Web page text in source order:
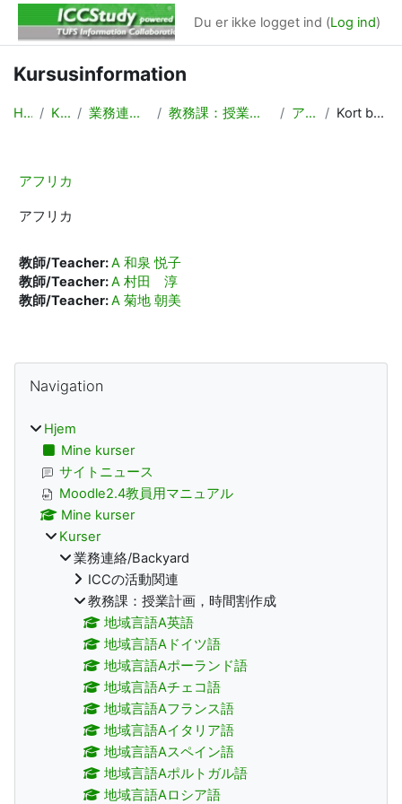
Gå til hovedindhold
Du er ikke logget ind (Log ind)
Kursusinformation
Hjem Kurser 業務連絡/Backyard 教務課：授業計画，時間割作成 アフリカ Kort beskrivelse
アフリカ
アフリカ
教師/Teacher:A 和泉 悦子
教師/Teacher:A 村田 淳
教師/Teacher:A 菊地 朝美
Blokke
Navigation
Hjem
Mine kurser
サイトニュース
Moodle2.4教員用マニュアル
Mine kurser
Kurser
業務連絡/Backyard
ICCの活動関連
教務課：授業計画，時間割作成
地域言語A英語
地域言語Aドイツ語
地域言語Aポーランド語
地域言語Aチェコ語
地域言語Aフランス語
地域言語Aイタリア語
地域言語Aスペイン語
地域言語Aポルトガル語
地域言語Aロシア語